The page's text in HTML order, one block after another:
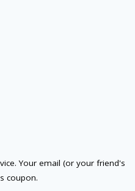
Your email (or your friend's
coupon.